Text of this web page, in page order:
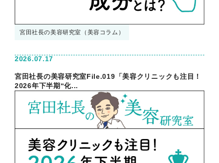
宮田社長の美容研究室（美容コラム）
2026.07.17
宮田社長の美容研究室File.019「美容クリニックも注目！
2026年下半期“化...